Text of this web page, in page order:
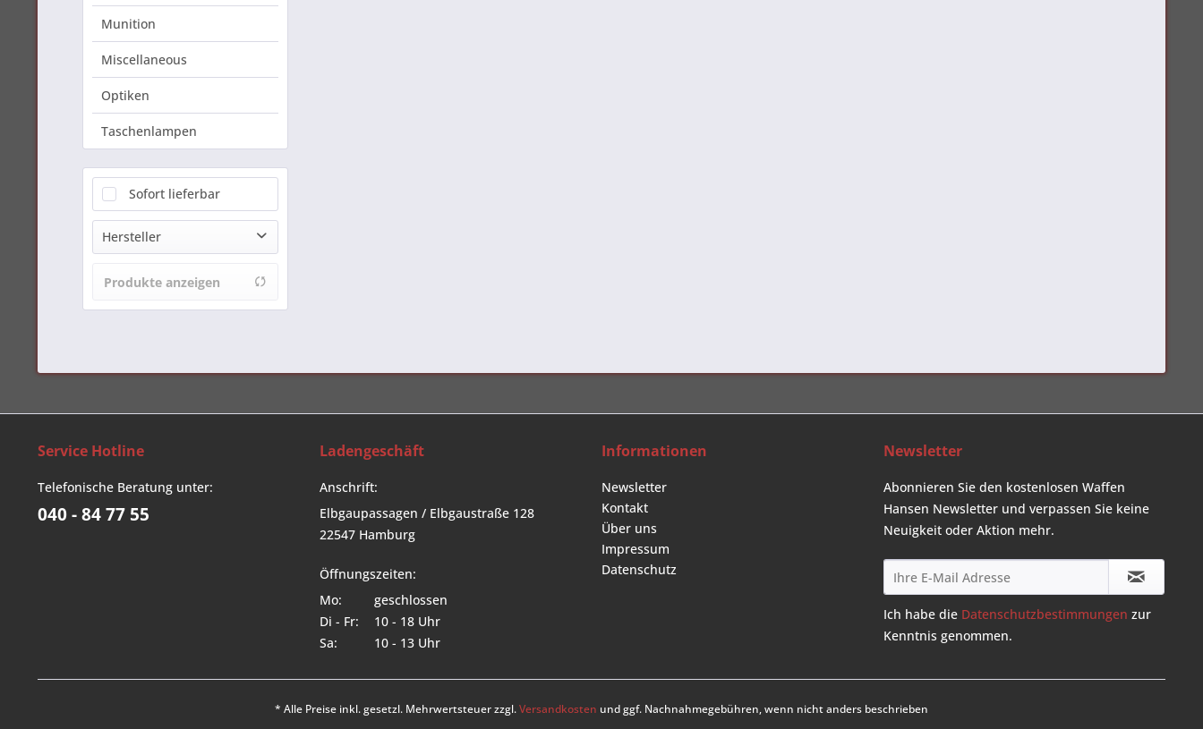
Munition
Miscellaneous
Optiken
Taschenlampen
Sofort lieferbar
Hersteller
CIVIVI
Produkte anzeigen
Service Hotline
Telefonische Beratung unter:
040 - 84 77 55
Ladengeschäft
Anschrift:
Elbgaupassagen / Elbgaustraße 128
22547 Hamburg
Öffnungszeiten:
Mo:
geschlossen
Di - Fr:
10 - 18 Uhr
Sa:
10 - 13 Uhr
Informationen
Newsletter
Kontakt
Über uns
Impressum
Datenschutz
Newsletter
Abonnieren Sie den kostenlosen Waffen
Hansen Newsletter und verpassen Sie keine
Neuigkeit oder Aktion mehr.
Ich habe die Datenschutzbestimmungen zur
Kenntnis genommen.
* Alle Preise inkl. gesetzl. Mehrwertsteuer zzgl.Versandkosten und ggf. Nachnahmegebühren, wenn nicht anders beschrieben